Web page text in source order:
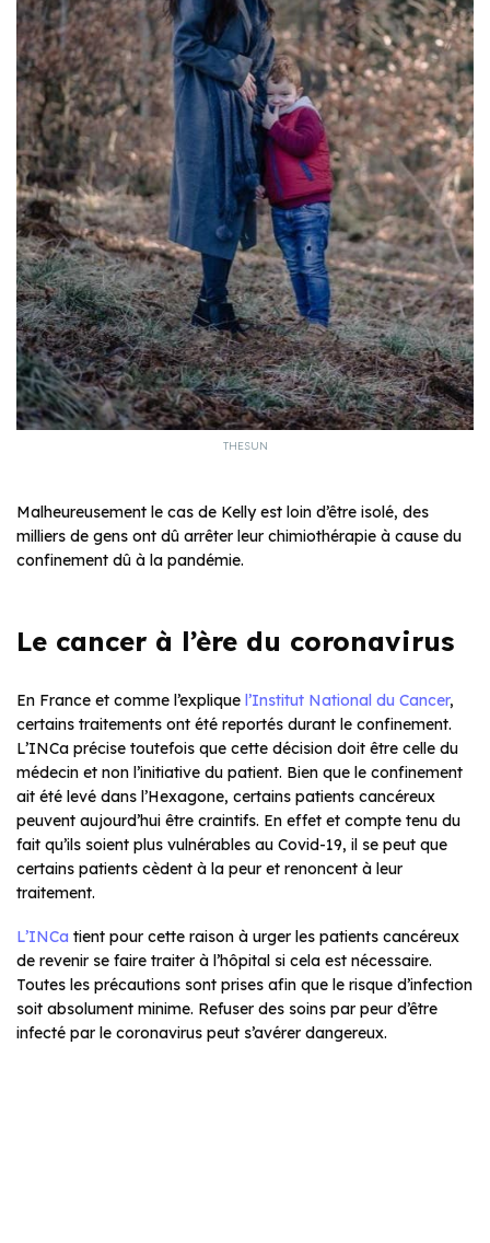
THESUN
Malheureusement le cas de Kelly est loin d’être isolé, des
milliers de gens ont dû arrêter leur chimiothérapie à cause du
confinement dû à la pandémie.
Le cancer à l’ère du coronavirus
En France et comme l’explique l’Institut National du Cancer,
certains traitements ont été reportés durant le confinement.
L’INCa précise toutefois que cette décision doit être celle du
médecin et non l’initiative du patient. Bien que le confinement
ait été levé dans l’Hexagone, certains patients cancéreux
peuvent aujourd’hui être craintifs. En effet et compte tenu du
fait qu’ils soient plus vulnérables au Covid-19, il se peut que
certains patients cèdent à la peur et renoncent à leur
traitement.
L’INCa tient pour cette raison à urger les patients cancéreux
de revenir se faire traiter à l’hôpital si cela est nécessaire.
Toutes les précautions sont prises afin que le risque d’infection
soit absolument minime. Refuser des soins par peur d’être
infecté par le coronavirus peut s’avérer dangereux.